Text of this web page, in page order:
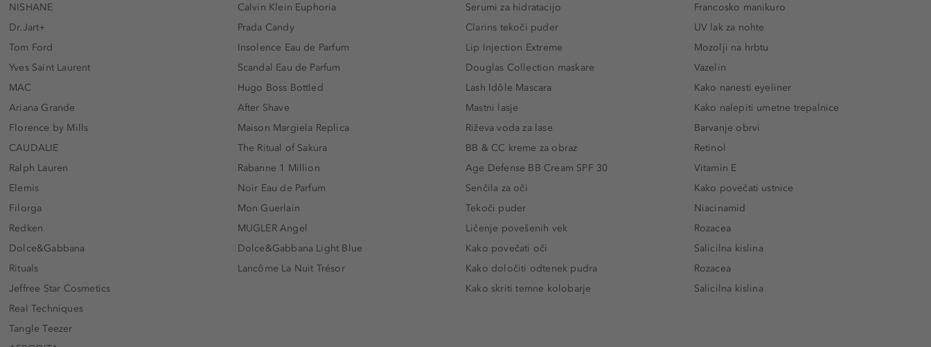
NISHANE
Dr.Jart+
Tom Ford
Yves Saint Laurent
MAC
Ariana Grande
Florence by Mills
CAUDALIE
Ralph Lauren
Elemis
Filorga
Redken
Dolce&Gabbana
Rituals
Jeffree Star Cosmetics
Real Techniques
Tangle Teezer
Calvin Klein Euphoria
Prada Candy
Insolence Eau de Parfum
Scandal Eau de Parfum
Hugo Boss Bottled
After Shave
Maison Margiela Replica
The Ritual of Sakura
Rabanne 1 Million
Noir Eau de Parfum
Mon Guerlain
MUGLER Angel
Dolce&Gabbana Light Blue
Lancôme La Nuit Trésor
Serumi za hidratacijo
Clarins tekoči puder
Lip Injection Extreme
Douglas Collection maskare
Lash Idôle Mascara
Mastni lasje
Riževa voda za lase
BB & CC kreme za obraz
Age Defense BB Cream SPF 30
Senčila za oči
Tekoči puder
Ličenje povešenih vek
Kako povečati oči
Kako določiti odtenek pudra
Kako skriti temne kolobarje
Francosko manikuro
UV lak za nohte
Mozolji na hrbtu
Vazelin
Kako nanesti eyeliner
Kako nalepiti umetne trepalnice
Barvanje obrvi
Retinol
Vitamin E
Kako povečati ustnice
Niacinamid
Rozacea
Salicilna kislina
Rozacea
Salicilna kislina